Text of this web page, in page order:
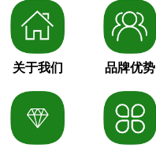
关于我们 品牌优势